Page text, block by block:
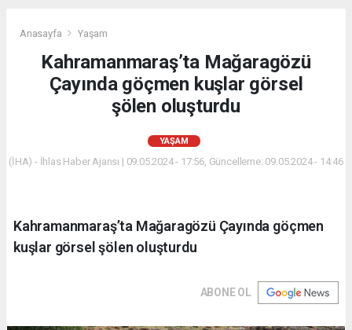
Anasayfa Yaşam
Kahramanmaraş’ta Mağaragözü
Çayında göçmen kuşlar görsel
şölen oluşturdu
YAŞAM
(İHA) - İhlas Haber Ajansı | 09.05.2024 - 17:56, Güncelleme: 09.05.2024 - 14:46
Kahramanmaraş’ta Mağaragözü Çayında göçmen
kuşlar görsel şölen oluşturdu
ABONE OL